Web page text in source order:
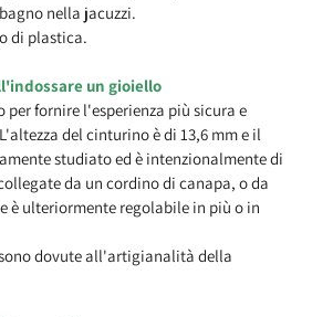
nella jacuzzi.
di plastica.
un gioiello
fornire l'esperienza più sicura e
del cinturino è di 13,6 mm e il
studiato ed è intenzionalmente di
da un cordino di canapa, o da
è ulteriormente regolabile in più o in
dovute all'artigianalità della